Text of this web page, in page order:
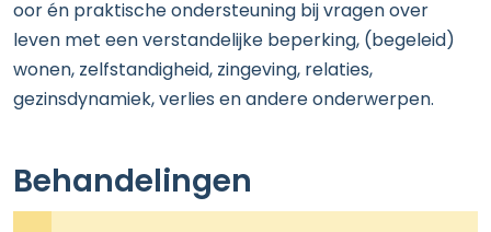
oor én praktische ondersteuning bij vragen over
leven met een verstandelijke beperking, (begeleid)
wonen, zelfstandigheid, zingeving, relaties,
gezinsdynamiek, verlies en andere onderwerpen.
Behandelingen